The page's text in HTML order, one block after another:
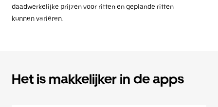
daadwerkelijke prijzen voor ritten en geplande ritten
kunnen variëren.
Het is makkelijker in de apps